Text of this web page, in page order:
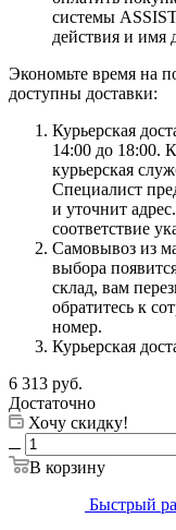
системы
действия и имя
Экономьте время на
доступны доставки:
Курьерская
14:00 до 18:00.
курьерская
Специалист
и уточнит
соответствие
Самовывоз из
выбора
склад, вам
обратитесь к
номер.
Курьерская
6 313 руб.
Достаточно
Хочу скидку!
В корзину
Быстрый